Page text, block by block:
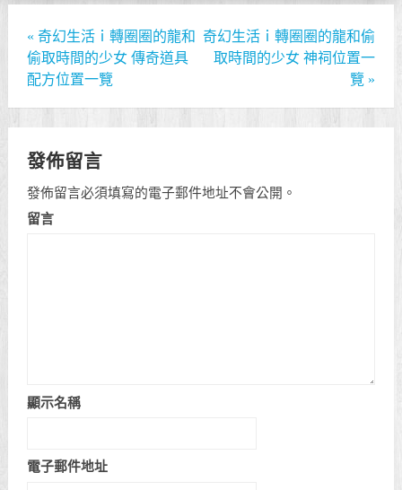
« 奇幻生活ｉ轉圈圈的龍和
偷取時間的少女 傳奇道具
配方位置一覽
奇幻生活ｉ轉圈圈的龍和偷
取時間的少女 神祠位置一
覽 »
發佈留言
發佈留言必須填寫的電子郵件地址不會公開。
留言
顯示名稱
電子郵件地址